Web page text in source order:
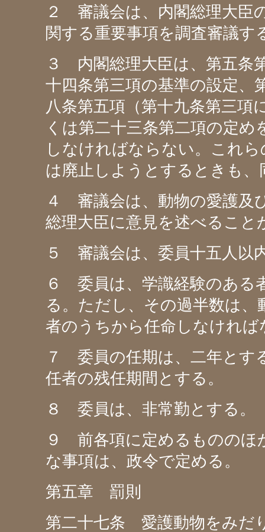
２ 審議会は、内閣総理大臣
関する重要事項を調査審議す
３ 内閣総理大臣は、第五条
十四条第三項の基準の設定、
八条第五項（第十九条第三項
くは第二十三条第二項の定
しなければならない。これ
は廃止しようとするときも、
４ 審議会は、動物の愛護及
総理大臣に意見を述べること
５ 審議会は、委員十五人以
６ 委員は、学識経験のある
る。ただし、その過半数は
者のうちから任命しなければ
７ 委員の任期は、二年とす
任者の残任期間とする。
８ 委員は、非常勤とする。
９ 前各項に定めるもののほ
な事項は、政令で定める。
第五章 罰則
第二十七条 愛護動物をみだ